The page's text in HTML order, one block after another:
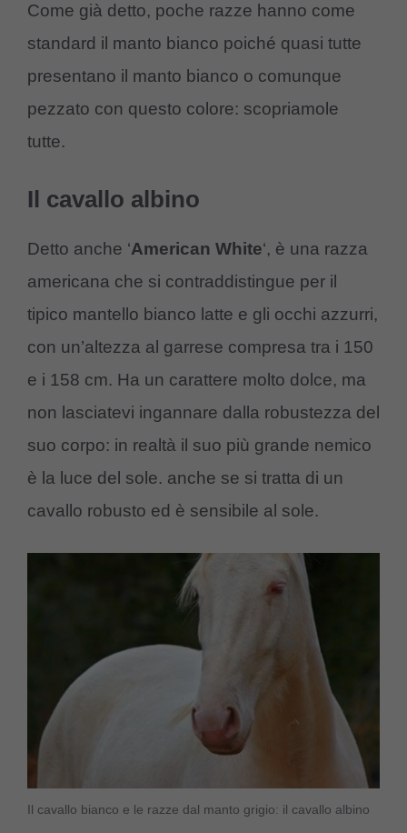
Come già detto, poche razze hanno come
standard il manto bianco poiché quasi tutte
presentano il manto bianco o comunque
pezzato con questo colore: scopriamole
tutte.
Il cavallo albino
Detto anche ‘American White‘, è una razza
americana che si contraddistingue per il
tipico mantello bianco latte e gli occhi azzurri,
con un’altezza al garrese compresa tra i 150
e i 158 cm. Ha un carattere molto dolce, ma
non lasciatevi ingannare dalla robustezza del
suo corpo: in realtà il suo più grande nemico
è la luce del sole. anche se si tratta di un
cavallo robusto ed è sensibile al sole.
Il cavallo bianco e le razze dal manto grigio: il cavallo albino